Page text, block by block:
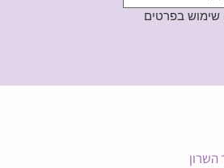
שימוש בפרטים